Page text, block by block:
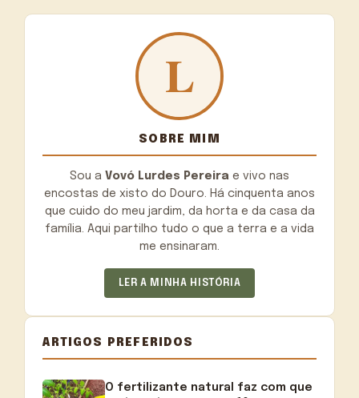
SOBRE MIM
Sou a Vovó Lurdes Pereira e vivo nas
encostas de xisto do Douro. Há cinquenta anos
que cuido do meu jardim, da horta e da casa da
família. Aqui partilho tudo o que a terra e a vida
me ensinaram.
LER A MINHA HISTÓRIA
ARTIGOS PREFERIDOS
O fertilizante natural faz com que